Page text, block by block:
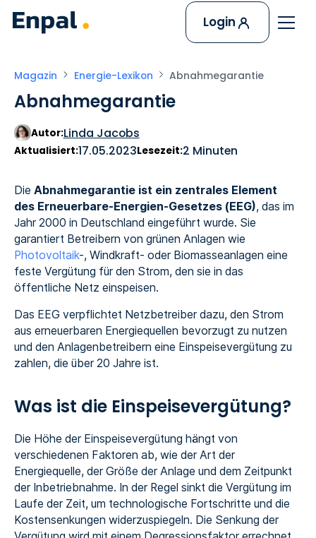
Login
Magazin Energie-Lexikon Abnahmegarantie
Abnahmegarantie
Autor:Linda Jacobs
Aktualisiert:17.05.2023Lesezeit:2 Minuten
Die Abnahmegarantie ist ein zentrales Element
des Erneuerbare-Energien-Gesetzes (EEG), das im
Jahr 2000 in Deutschland eingeführt wurde. Sie
garantiert Betreibern von grünen Anlagen wie
Photovoltaik-, Windkraft- oder Biomasseanlagen eine
feste Vergütung für den Strom, den sie in das
öffentliche Netz einspeisen.
Das EEG verpflichtet Netzbetreiber dazu, den Strom
aus erneuerbaren Energiequellen bevorzugt zu nutzen
und den Anlagenbetreibern eine Einspeisevergütung zu
zahlen, die über 20 Jahre ist.
Was ist die Einspeisevergütung?
Die Höhe der Einspeisevergütung hängt von
verschiedenen Faktoren ab, wie der Art der
Energiequelle, der Größe der Anlage und dem Zeitpunkt
der Inbetriebnahme. In der Regel sinkt die Vergütung im
Laufe der Zeit, um technologische Fortschritte und die
Kostensenkungen widerzuspiegeln. Die Senkung der